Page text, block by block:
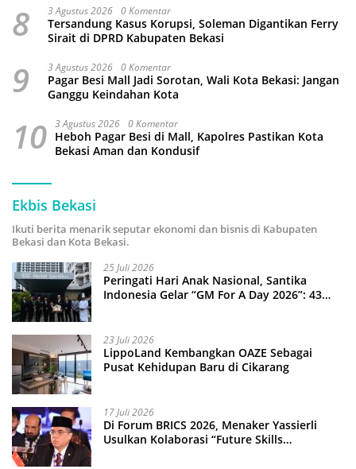
8 3 Agustus 2026 0 Komentar
Tersandung Kasus Korupsi, Soleman Digantikan Ferry
Sirait di DPRD Kabupaten Bekasi
9 3 Agustus 2026 0 Komentar
Pagar Besi Mall Jadi Sorotan, Wali Kota Bekasi: Jangan
Ganggu Keindahan Kota
10 3 Agustus 2026 0 Komentar
Heboh Pagar Besi di Mall, Kapolres Pastikan Kota
Bekasi Aman dan Kondusif
Ekbis Bekasi
Ikuti berita menarik seputar ekonomi dan bisnis di Kabupaten
Bekasi dan Kota Bekasi.
25 Juli 2026
Peringati Hari Anak Nasional, Santika
Indonesia Gelar “GM For A Day 2026”: 43
23 Juli 2026
LippoLand Kembangkan OAZE Sebagai
Pusat Kehidupan Baru di Cikarang
17 Juli 2026
Di Forum BRICS 2026, Menaker Yassierli
Usulkan Kolaborasi “Future Skills